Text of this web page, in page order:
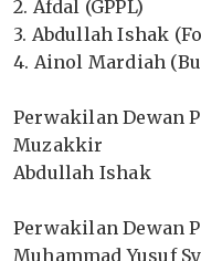
‎2. Afdal (GPPL)
‎3. Abdullah Ishak
‎4. Ainol Mardiah
‎Perwakilan Dewan
‎Muzakkir
‎Abdullah Ishak
‎Perwakilan Dewan
‎Muhammad Yusuf